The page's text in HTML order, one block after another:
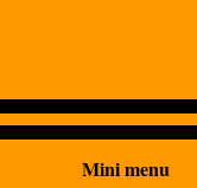
Mini menu